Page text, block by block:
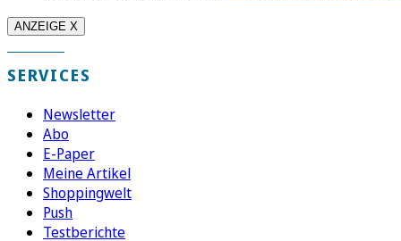
ANZEIGE X
SERVICES
Newsletter
Abo
E-Paper
Meine Artikel
Shoppingwelt
Push
Testberichte